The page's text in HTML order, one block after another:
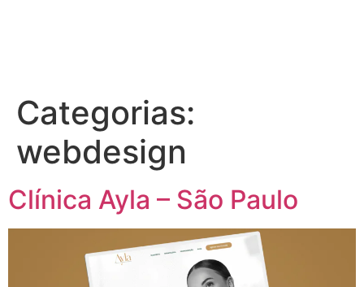
Categorias:
webdesign
Clínica Ayla – São Paulo